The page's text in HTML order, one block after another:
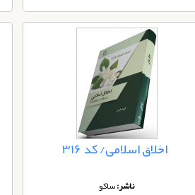
اخلاق اسلامی/ کد 316
ناشر:ساکو